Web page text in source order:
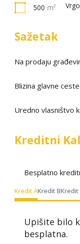
500 m²
Sažetak
Na prodaju
Blizina glavne
Uredno vlasništvo
Kreditni
Besplatno
Kredit AKredit BKredit
Upišite bilo
besplatna.